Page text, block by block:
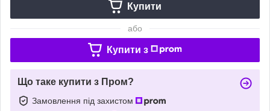
Купити
або
Купити з
Що таке купити з Пром?
Замовлення під захистом